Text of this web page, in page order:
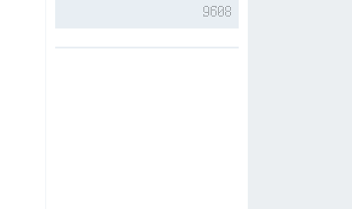
9608